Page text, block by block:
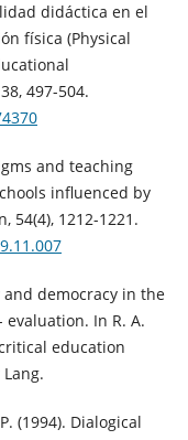
didáctica en el
física (Physical
497-504.
and teaching
influenced by
54(4), 1212-1221.
and democracy in the
In R. A.
education
(1994). Dialogical